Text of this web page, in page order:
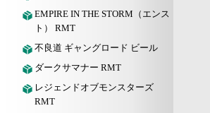
EMPIRE IN THE STORM（エンス
ト） RMT
不良道 ギャングロード ビール
ダークサマナー RMT
レジェンドオブモンスターズ
RMT